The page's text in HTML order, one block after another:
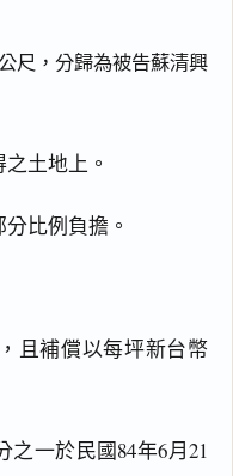
尺，分歸為被告蘇清興
土地上。
比例負擔。
且補償以每坪新台幣
一於民國84年6月21